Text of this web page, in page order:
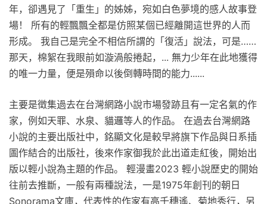
年，卻遇見了「重生」的姊姊，宛如白色夢境的感人故事登
場！ 所有的輕飄飄全都是仿照某個已經離開這世界的人而
形成。 我自己是完全不相信所謂的「復活」說法，可是……
那天，棉絮在我眼前如漩渦般捲起，... 無力少年在此地獲得
的唯一力量，便是殞命以後倒轉時間的能力......
主要是徵集過去在台灣網路小說市場發跡且有一定名氣的作
家，例如天罪、水泉、貓邏等人的作品。 在過去台灣網路
小說的主要出版社中，銘顯文化是較早將旗下作品與日系插
圖作結合的出版社，後來作家御我於此出道走紅後，開始出
版以輕小說為主題的作品。 輕漫畫2023 輕小說歷史的開始
往前去推斷，一般有兩種說法，一是1975年創刊的朝日
Sonorama文庫，代表性的作家有高千穗遙、菊地秀行，另